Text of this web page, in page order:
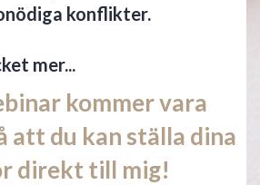
konflikter.
mer...
kommer vara
att du kan ställa dina
direkt till mig!